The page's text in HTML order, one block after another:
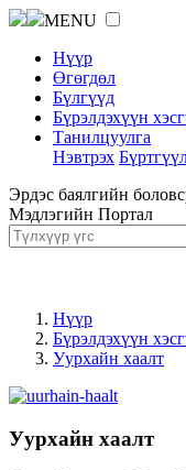
MENU
Нүүр
Өгөгдөл
Бүлгүүд
Бүрэлдэхүүн
Танилцуулга
Нэвтрэх
Эрдэс баялгийн
Мэдлэгийн Портал
Нүүр
Бүрэлдэхүүн
Уурхайн хаалт
Уурхайн хаалт